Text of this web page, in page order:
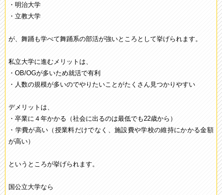
・明治大学
・立教大学
が、舞踊も学べて舞踊系の部活が強いところとして挙げられます。
私立大学に進むメリットは、
・OB/OGが多いため就活で有利
・人数の規模が多いのでやりたいことがたくさん見つかりやすい
デメリットは、
・卒業に４年かかる（社会に出るのは最低でも22歳から）
・学費が高い（授業料だけでなく、施設費や学校の維持にかかる金額
が高い）
というところが挙げられます。
国公立大学なら